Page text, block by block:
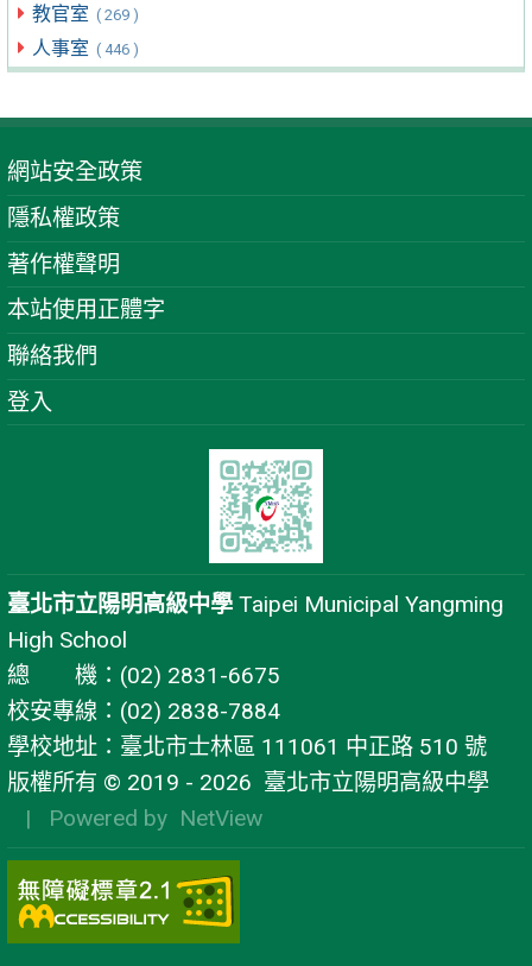
教官室 ( 269 )
人事室 ( 446 )
網站安全政策
隱私權政策
著作權聲明
本站使用正體字
聯絡我們
登入
臺北市立陽明高級中學 Taipei Municipal Yangming
High School
總 機：(02) 2831-6675
校安專線：(02) 2838-7884
學校地址：臺北市士林區 111061 中正路 510 號
版權所有 © 2019 - 2026 臺北市立陽明高級中學
| Powered by NetView